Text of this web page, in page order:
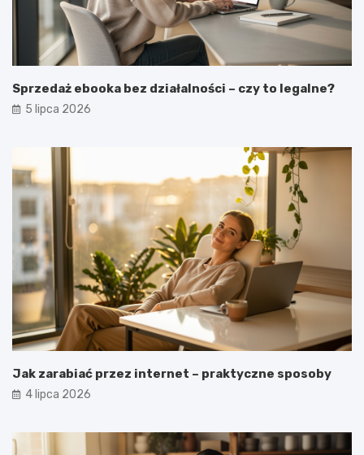
Sprzedaż ebooka bez działalności – czy to legalne?
5 lipca 2026
Jak zarabiać przez internet – praktyczne sposoby
4 lipca 2026